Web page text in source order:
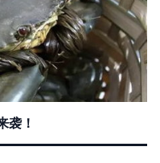
袭！